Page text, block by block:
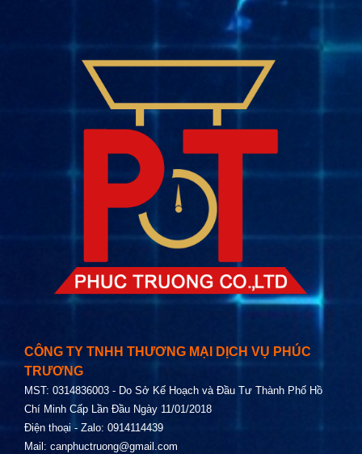
CÔNG TY TNHH THƯƠNG MẠI DỊCH VỤ PHÚC
TRƯƠNG
MST: 0314836003 - Do Sở Kế Hoạch và Đầu Tư Thành Phố Hồ
Chí Minh Cấp Lần Đầu Ngày 11/01/2018
Điện thoại - Zalo: 0914114439
Mail: canphuctruong@gmail.com